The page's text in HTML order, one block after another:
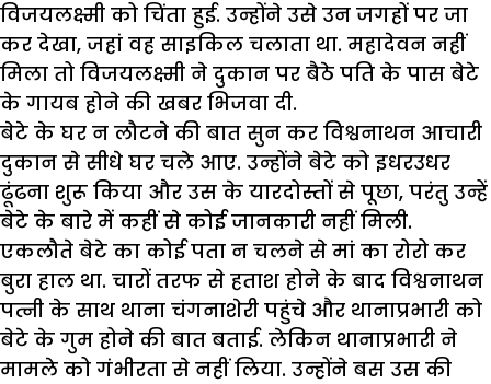
विजयलक्ष्मी को चिंता हुई. उन्होंने उसे उन जगहों पर जा
कर देखा, जहां वह साइकिल चलाता था. महादेवन नहीं
मिला तो विजयलक्ष्मी ने दुकान पर बैठे पति के पास बेटे
के गायब होने की खबर भिजवा दी.
बेटे के घर न लौटने की बात सुन कर विश्वनाथन आचारी
दुकान से सीधे घर चले आए. उन्होंने बेटे को इधरउधर
ढूंढना शुरू किया और उस के यारदोस्तों से पूछा, परंतु उन्हें
बेटे के बारे में कहीं से कोई जानकारी नहीं मिली.
एकलौते बेटे का कोई पता न चलने से मां का रोरो कर
बुरा हाल था. चारों तरफ से हताश होने के बाद विश्वनाथन
पत्नी के साथ थाना चंगनाशेरी पहुंचे और थानाप्रभारी को
बेटे के गुम होने की बात बताई. लेकिन थानाप्रभारी ने
मामले को गंभीरता से नहीं लिया. उन्होंने बस उस की